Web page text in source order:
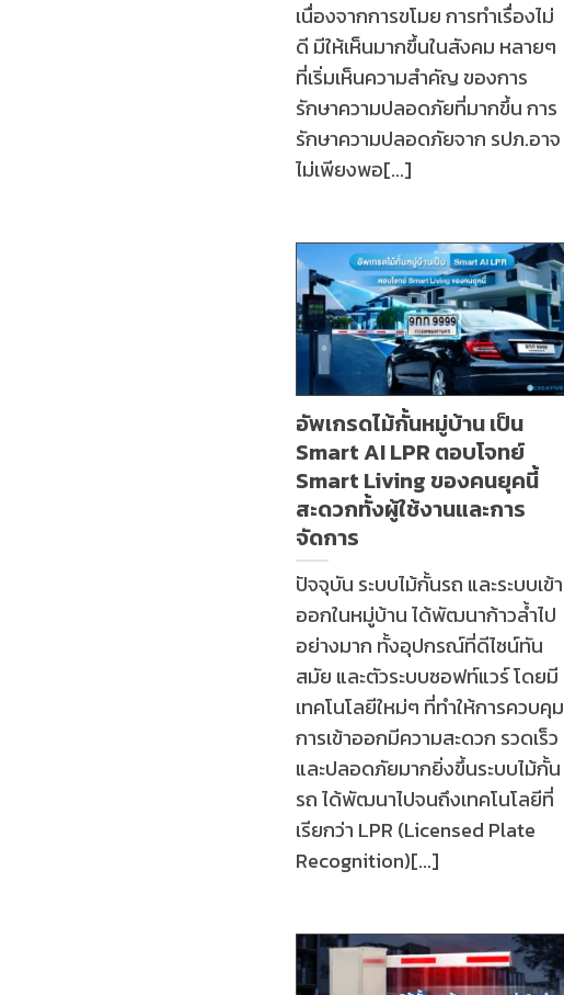
เนื่องจากการขโมย การทำเรื่องไม่
ดี มีให้เห็นมากขึ้นในสังคม หลายๆ
ที่เริ่มเห็นความสำคัญ ของการ
รักษาความปลอดภัยที่มากขึ้น การ
รักษาความปลอดภัยจาก รปภ.อาจ
ไม่เพียงพอ[...]
อัพเกรดไม้กั้นหมู่บ้าน เป็น
Smart AI LPR ตอบโจทย์
Smart Living ของคนยุคนี้
สะดวกทั้งผู้ใช้งานและการ
จัดการ
ปัจจุบัน ระบบไม้กั้นรถ และระบบเข้า
ออกในหมู่บ้าน ได้พัฒนาก้าวล้ำไป
อย่างมาก ทั้งอุปกรณ์ที่ดีไซน์ทัน
สมัย และตัวระบบซอฟท์แวร์ โดยมี
เทคโนโลยีใหม่ๆ ที่ทำให้การควบคุม
การเข้าออกมีความสะดวก รวดเร็ว
และปลอดภัยมากยิ่งขึ้นระบบไม้กั้น
รถ ได้พัฒนาไปจนถึงเทคโนโลยีที่
เรียกว่า LPR (Licensed Plate
Recognition)[...]